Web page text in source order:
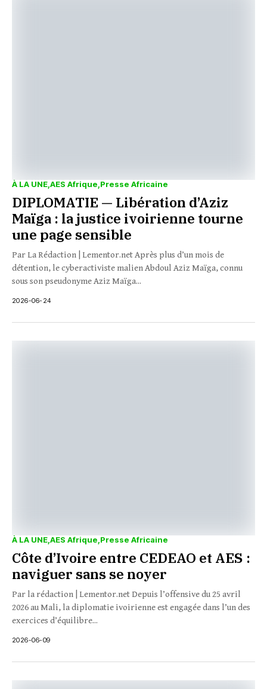
À LA UNE AES Afrique Presse Africaine
DIPLOMATIE — Libération d’Aziz
Maïga : la justice ivoirienne tourne
une page sensible
Par La Rédaction | Lementor.net Après plus d’un mois de
détention, le cyberactiviste malien Abdoul Aziz Maïga, connu
sous son pseudonyme Aziz Maïga...
2026-06-24
À LA UNE AES Afrique Presse Africaine
Côte d’Ivoire entre CEDEAO et AES :
naviguer sans se noyer
Par la rédaction | Lementor.net Depuis l’offensive du 25 avril
2026 au Mali, la diplomatie ivoirienne est engagée dans l’un des
exercices d’équilibre...
2026-06-09